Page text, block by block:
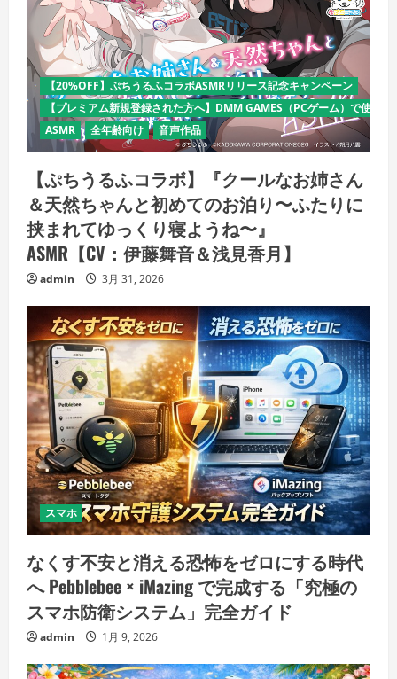
【20%OFF】ぷちうるふコラボASMRリリース記念キャンペーン
【プレミアム新規登録された方へ】DMM GAMES（PCゲーム）で使え
ASMR
全年齢向け 音声作品
【ぷちうるふコラボ】『クールなお姉さん
＆天然ちゃんと初めてのお泊り〜ふたりに
挟まれてゆっくり寝ようね〜』
ASMR【CV：伊藤舞音＆浅見香月】
admin 3月 31, 2026
スマホ
なくす不安と消える恐怖をゼロにする時代
へ Pebblebee × iMazing で完成する「究極の
スマホ防衛システム」完全ガイド
admin 1月 9, 2026